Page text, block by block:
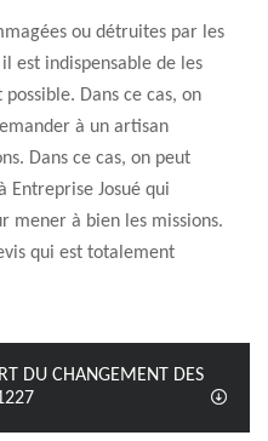
ou détruites par les
est indispensable de les
Dans ce cas, on
à un artisan
Dans ce cas, on peut
Entreprise Josué qui
mener à bien les missions.
qui est totalement
DU CHANGEMENT DES